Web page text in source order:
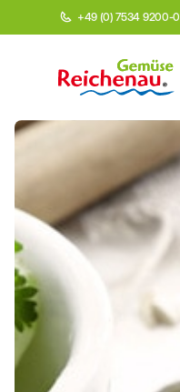
+49 (0) 7534 9200-0